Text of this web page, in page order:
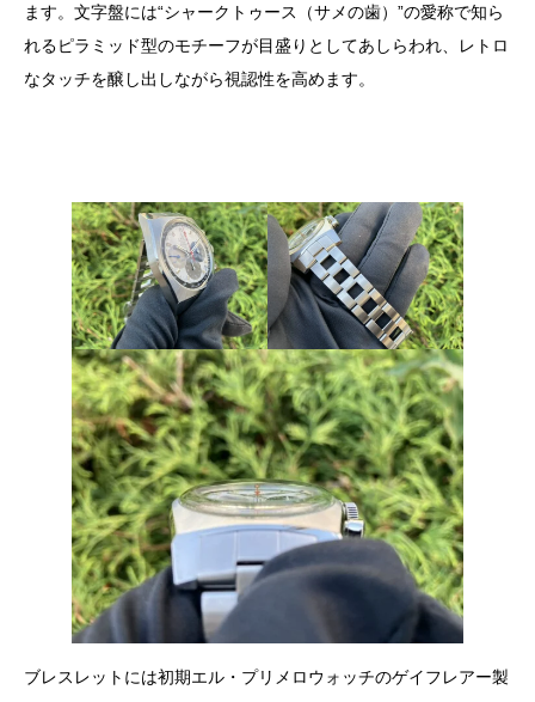
ます。文字盤には“シャークトゥース（サメの歯）”の愛称で知ら
れるピラミッド型のモチーフが目盛りとしてあしらわれ、レトロ
なタッチを醸し出しながら視認性を高めます。
ブレスレットには初期エル・プリメロウォッチのゲイフレアー製